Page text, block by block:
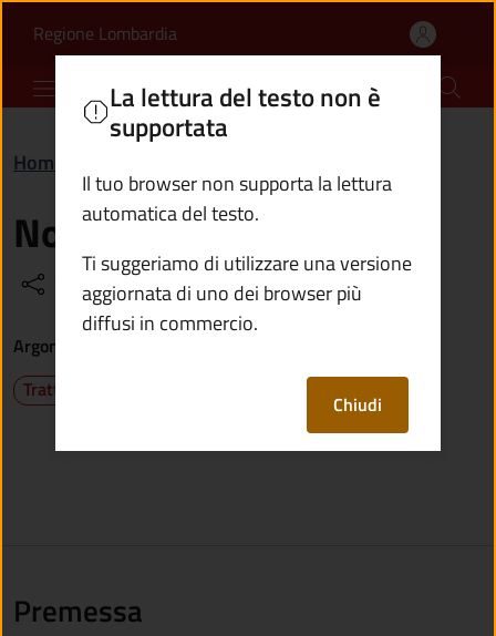
Note legali | Comune di
Regione Lombardia(apre in un'altra scheda).
Comune di Bienno
Home
Note legali
Condividi Vedi azioni
La lettura del testo non è
supportata
Il tuo browser non supporta la lettura
automatica del testo.
Ti suggeriamo di utilizzare una versione
aggiornata di uno dei browser più
diffusi in commercio.
Chiudi
Argomenti
Trattamento dati
Premessa